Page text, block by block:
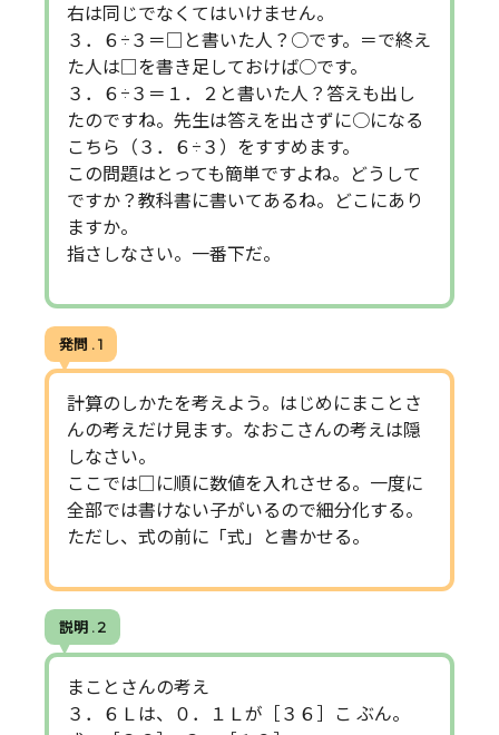
右は同じでなくてはいけません。
３．６÷３＝□と書いた人？○です。＝で終え
た人は□を書き足しておけば○です。
３．６÷３＝１．２と書いた人？答えも出し
たのですね。先生は答えを出さずに○になる
こちら（３．６÷３）をすすめます。
この問題はとっても簡単ですよね。どうして
ですか？教科書に書いてあるね。どこにあり
ますか。
指さしなさい。一番下だ。
発問 . 1
計算のしかたを考えよう。はじめにまことさ
んの考えだけ見ます。なおこさんの考えは隠
しなさい。
ここでは□に順に数値を入れさせる。一度に
全部では書けない子がいるので細分化する。
ただし、式の前に「式」と書かせる。
説明 . 2
まことさんの考え
３．６Ｌは、０．１Ｌが［３６］こ ぶん。